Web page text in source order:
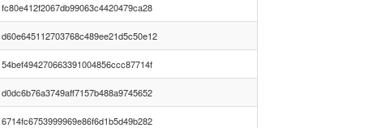
fc80e412f2067db99063c4420479ca28
d60e645112703768c489ee21d5c50e12
54bef494270663391004856ccc87714f
d0dc6b76a3749aff7157b488a9745652
6714fc6753999969e86f6d1b5d49b282